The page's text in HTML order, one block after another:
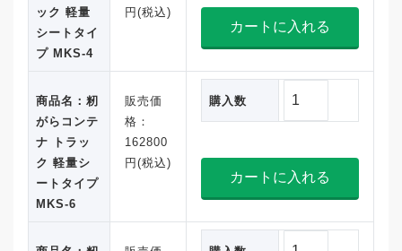
も乾燥機の購入を考えています。 長い距離を
ワンモーターで排出ができて、作業場内にホ
コリも少ないMJタイプは、能力あり自分の大
2003年8月に「モミトップジャンボ」を購入
された「三重県安芸郡芸農町の鈴木栄一様」
より /水稲作付面積50ha
ック 軽量
シートタイ
プ MKS-4
円(税込)
商品名：籾
がらコンテ
ナ トラッ
ク 軽量シ
ートタイプ
MKS-6
販売価
格：
162800
円(税込)
購入数